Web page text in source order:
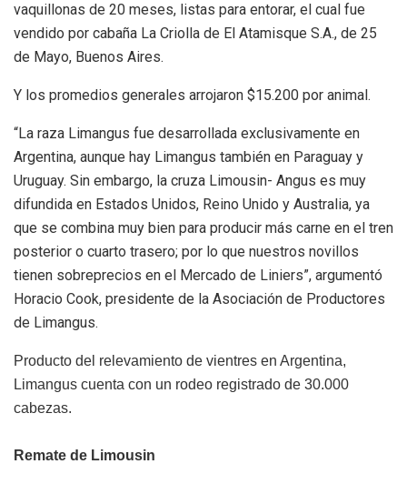
vaquillonas de 20 meses, listas para entorar, el cual fue
vendido por cabaña La Criolla de El Atamisque S.A., de 25
de Mayo, Buenos Aires.
Y los promedios generales arrojaron $15.200 por animal.
“La raza Limangus fue desarrollada exclusivamente en
Argentina, aunque hay Limangus también en Paraguay y
Uruguay. Sin embargo, la cruza Limousin- Angus es muy
difundida en Estados Unidos, Reino Unido y Australia, ya
que se combina muy bien para producir más carne en el tren
posterior o cuarto trasero; por lo que nuestros novillos
tienen sobreprecios en el Mercado de Liniers”, argumentó
Horacio Cook, presidente de la Asociación de Productores
de Limangus.
Producto del relevamiento de vientres en Argentina,
Limangus cuenta con un rodeo registrado de 30.000
cabezas.
Remate de Limousin